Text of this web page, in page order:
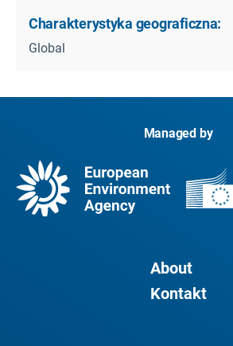
Charakterystyka geograficzna:
Global
Managed by
About
Kontakt